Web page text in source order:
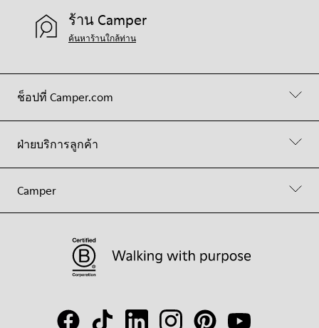
ช็อปที่ Camper.com
ฝ่ายบริการลูกค้า
Camper
ร้าน Camper
ค้นหาร้านใกล้ท่าน